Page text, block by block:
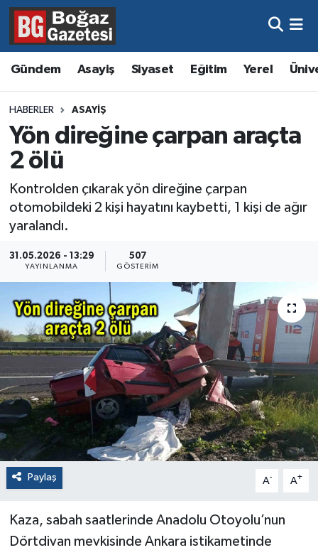
Gündem Asayiş Siyaset Eğitim Yerel
HABERLER ASAYIŞ
Yön direğine çarpan araçta
2 ölü
Kontrolden çıkarak yön direğine çarpan
otomobildeki 2 kişi hayatını kaybetti, 1 kişi de ağır
yaralandı.
31.05.2026 - 13:29
YAYINLANMA
507
GÖSTERIM
Paylaş A- A+
Kaza, sabah saatlerinde Anadolu Otoyolu’nun
Dörtdivan mevkisinde Ankara istikametinde
Asayiş
Eğitim
Ekonomi
Gündem
Kültür ve Sanat
Resmi İlanlar
Sağlık
Hava Durumu
Trafik Durumu
Süper Lig Puan Durumu ve Fikstür
Tüm Manşetler
Son Dakika Haberleri